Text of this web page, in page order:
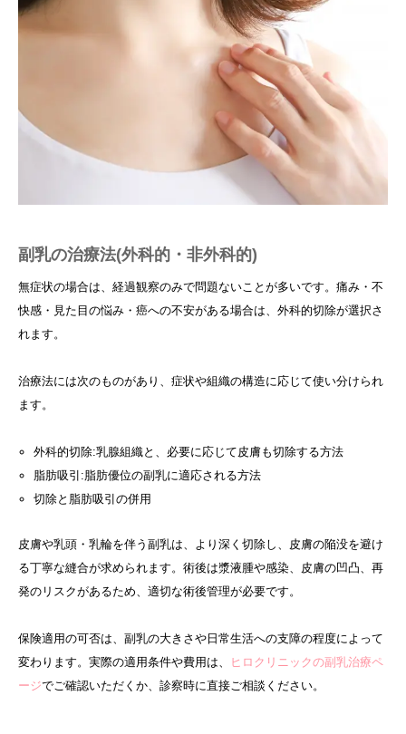
副乳の治療法(外科的・非外科的)
無症状の場合は、経過観察のみで問題ないことが多いです。痛み・不
快感・見た目の悩み・癌への不安がある場合は、外科的切除が選択さ
れます。
治療法には次のものがあり、症状や組織の構造に応じて使い分けられ
ます。
外科的切除:乳腺組織と、必要に応じて皮膚も切除する方法
脂肪吸引:脂肪優位の副乳に適応される方法
切除と脂肪吸引の併用
皮膚や乳頭・乳輪を伴う副乳は、より深く切除し、皮膚の陥没を避け
る丁寧な縫合が求められます。術後は漿液腫や感染、皮膚の凹凸、再
発のリスクがあるため、適切な術後管理が必要です。
保険適用の可否は、副乳の大きさや日常生活への支障の程度によって
変わります。実際の適用条件や費用は、
ヒロクリニックの副乳治療ペ
ージでご確認いただくか、診察時に直接ご相談ください。